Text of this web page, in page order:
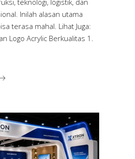
Inilah alasan utama
terasa mahal. Lihat Juga:
Logo Acrylic Berkualitas 1.